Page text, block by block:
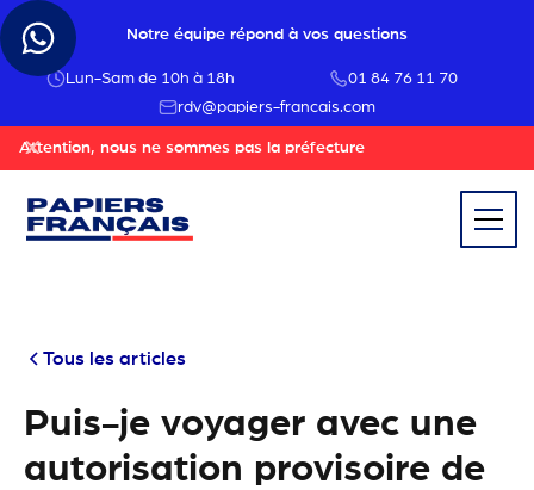
Notre équipe répond à vos questions
Lun-Sam de 10h à 18h
01 84 76 11 70
rdv@papiers-francais.com
Attention, nous ne sommes pas la préfecture
Tous les articles
Puis-je voyager avec une
autorisation provisoire de